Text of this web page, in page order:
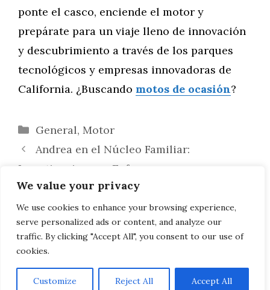
We value your privacy
We use cookies to enhance your browsing experience,
serve personalized ads or content, and analyze our
traffic. By clicking "Accept All", you consent to our use of
cookies.
Customize Reject All Accept All
ponte el casco, enciende el motor y
prepárate para un viaje lleno de innovación
y descubrimiento a través de los parques
tecnológicos y empresas innovadoras de
California. ¿Buscando motos de ocasión?
Categorías
General, Motor
Andrea en el Núcleo Familiar:
Investigaciones y Enfoques
Fomentando la Curiosidad: Estrategias
para Introducir Conceptos Científicos a
Niños Pequeños
AVISO LEGAL, POLITICA DE PRIVACIDAD, COOKIES